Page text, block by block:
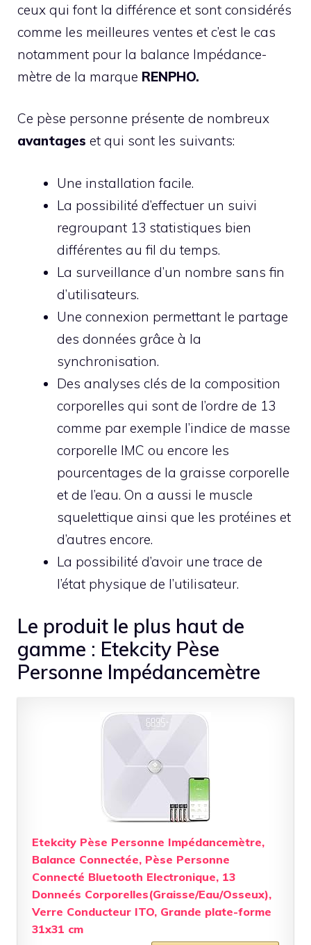
ceux qui font la différence et sont considérés
comme les meilleures ventes et c’est le cas
notamment pour la balance Impédance-
mètre de la marque RENPHO.
Ce pèse personne présente de nombreux
avantages et qui sont les suivants:
Une installation facile.
La possibilité d’effectuer un suivi
regroupant 13 statistiques bien
différentes au fil du temps.
La surveillance d’un nombre sans fin
d’utilisateurs.
Une connexion permettant le partage
des données grâce à la
synchronisation.
Des analyses clés de la composition
corporelles qui sont de l’ordre de 13
comme par exemple l’indice de masse
corporelle IMC ou encore les
pourcentages de la graisse corporelle
et de l’eau. On a aussi le muscle
squelettique ainsi que les protéines et
d’autres encore.
La possibilité d’avoir une trace de
l’état physique de l’utilisateur.
Le produit le plus haut de
gamme : Etekcity Pèse
Personne Impédancemètre
Etekcity Pèse Personne Impédancemètre,
Balance Connectée, Pèse Personne
Connecté Bluetooth Electronique, 13
Donneés Corporelles(Graisse/Eau/Osseux),
Verre Conducteur ITO, Grande plate-forme
31x31 cm